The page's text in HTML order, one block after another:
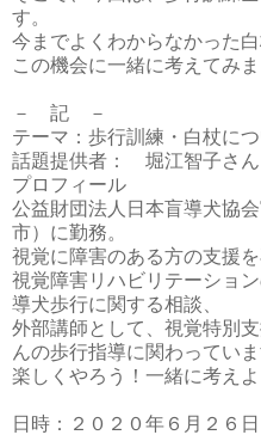
す。
今までよくわからなかった
この機会に一緒に考えてみま
－ 記 －
テーマ：歩行訓練・白杖に
話題提供者： 堀江智子さん
プロフィール
公益財団法人日本盲導犬協
市）に勤務。
視覚に障害のある方の支援を
視覚障害リハビリテーショ
導犬歩行に関する相談、
外部講師として、視覚特別
んの歩行指導に関わっていま
楽しくやろう！一緒に考えよ
日時：２０２０年６月２６